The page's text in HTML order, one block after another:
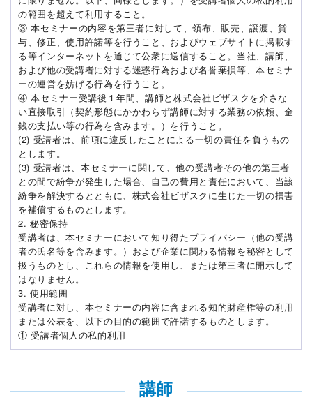
の範囲を超えて利用すること。
③ 本セミナーの内容を第三者に対して、領布、販売、譲渡、貸
与、修正、使用許諾等を行うこと、およびウェブサイトに掲載す
る等インターネットを通じて公衆に送信すること。当社、講師、
および他の受講者に対する迷惑行為および名誉棄損等、本セミナ
ーの運営を妨げる行為を行うこと。
④ 本セミナー受講後１年間、講師と株式会社ビザスクを介さな
い直接取引（契約形態にかかわらず講師に対する業務の依頼、金
銭の支払い等の行為を含みます。）を行うこと。
(2) 受講者は、前項に違反したことによる一切の責任を負うもの
とします。
(3) 受講者は、本セミナーに関して、他の受講者その他の第三者
との間で紛争が発生した場合、自己の費用と責任において、当該
紛争を解決するとともに、株式会社ビザスクに生じた一切の損害
を補償するものとします。
2. 秘密保持
受講者は、本セミナーにおいて知り得たプライバシー（他の受講
者の氏名等を含みます。）および企業に関わる情報を秘密として
扱うものとし、これらの情報を使用し、または第三者に開示して
はなりません。
3. 使用範囲
受講者に対し、本セミナーの内容に含まれる知的財産権等の利用
または公表を、以下の目的の範囲で許諾するものとします。
① 受講者個人の私的利用
講師